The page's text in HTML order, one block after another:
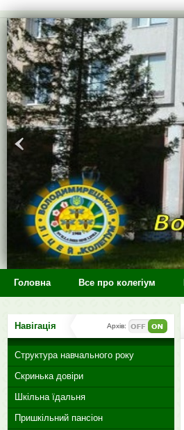
Головна Все про колегіум
Навігація Архів:
Структура навчального року
Скринька довіри
Шкільна їдальня
Пришкільний пансіон